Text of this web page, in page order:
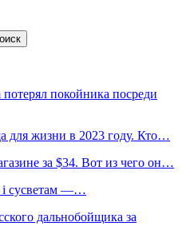
покойника посреди
для жизни в 2023 году. Кто…
за $34. Вот из чего он…
і сусветам —…
дальнобойщика за